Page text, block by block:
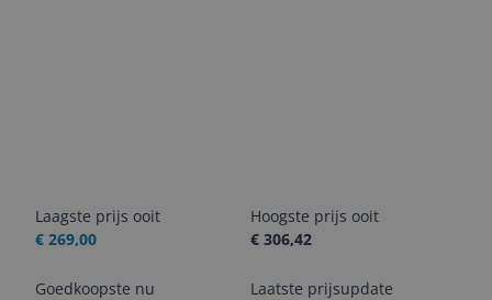
Laagste prijs ooit
€ 269,00
Hoogste prijs ooit
€ 306,42
Goedkoopste nu
Laatste prijsupdate